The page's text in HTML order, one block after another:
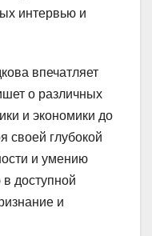
интервью и
впечатляет
о различных
и экономики до
своей глубокой
и умению
доступной
и